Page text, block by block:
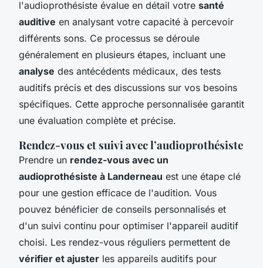
l'audioprothésiste évalue en détail votre santé
auditive en analysant votre capacité à percevoir
différents sons. Ce processus se déroule
généralement en plusieurs étapes, incluant une
analyse des antécédents médicaux, des tests
auditifs précis et des discussions sur vos besoins
spécifiques. Cette approche personnalisée garantit
une évaluation complète et précise.
Rendez-vous et suivi avec l’audioprothésiste
Prendre un rendez-vous avec un
audioprothésiste à Landerneau est une étape clé
pour une gestion efficace de l'audition. Vous
pouvez bénéficier de conseils personnalisés et
d'un suivi continu pour optimiser l'appareil auditif
choisi. Les rendez-vous réguliers permettent de
vérifier et ajuster les appareils auditifs pour